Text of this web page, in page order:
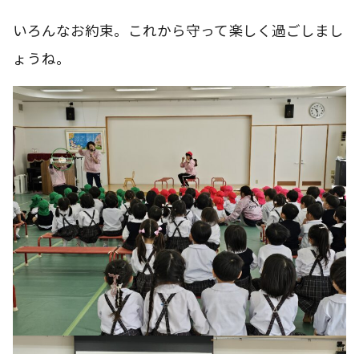
いろんなお約束。これから守って楽しく過ごしまし
ょうね。